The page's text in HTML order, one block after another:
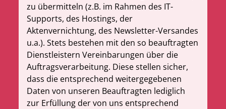
zu übermitteln (z.B. im Rahmen des IT-
Supports, des Hostings, der
Aktenvernichtung, des Newsletter-Versandes
u.a.). Stets bestehen mit den so beauftragten
Dienstleistern Vereinbarungen über die
Auftragsverarbeitung. Diese stellen sicher,
dass die entsprechend weitergegebenen
Daten von unseren Beauftragten lediglich
zur Erfüllung der von uns entsprechend